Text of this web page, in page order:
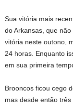
Sua vitória mais
do Arkansas, que
vitória neste outono,
24 horas. Enquanto
em sua primeira
Brooncos ficou cego
mas desde então